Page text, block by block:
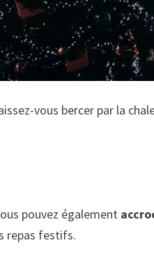
vous bercer par la
pouvez également
repas festifs.